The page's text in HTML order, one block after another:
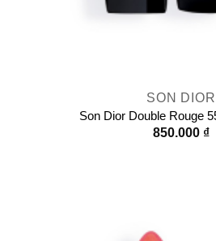
SON DIOR
Son Dior Double Rouge
850.000 ₫